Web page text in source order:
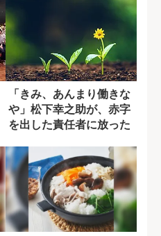
「きみ、あんまり働きな
や」松下幸之助が、赤字
を出した責任者に放った